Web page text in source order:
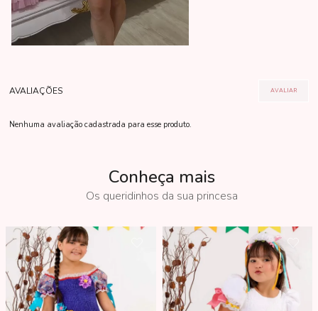
Nenhuma avaliação cadastrada para esse produto.
Conheça mais